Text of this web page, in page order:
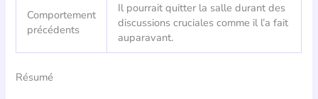
Comportement
précédents
Il pourrait quitter la salle durant des
discussions cruciales comme il l’a fait
auparavant.
Résumé